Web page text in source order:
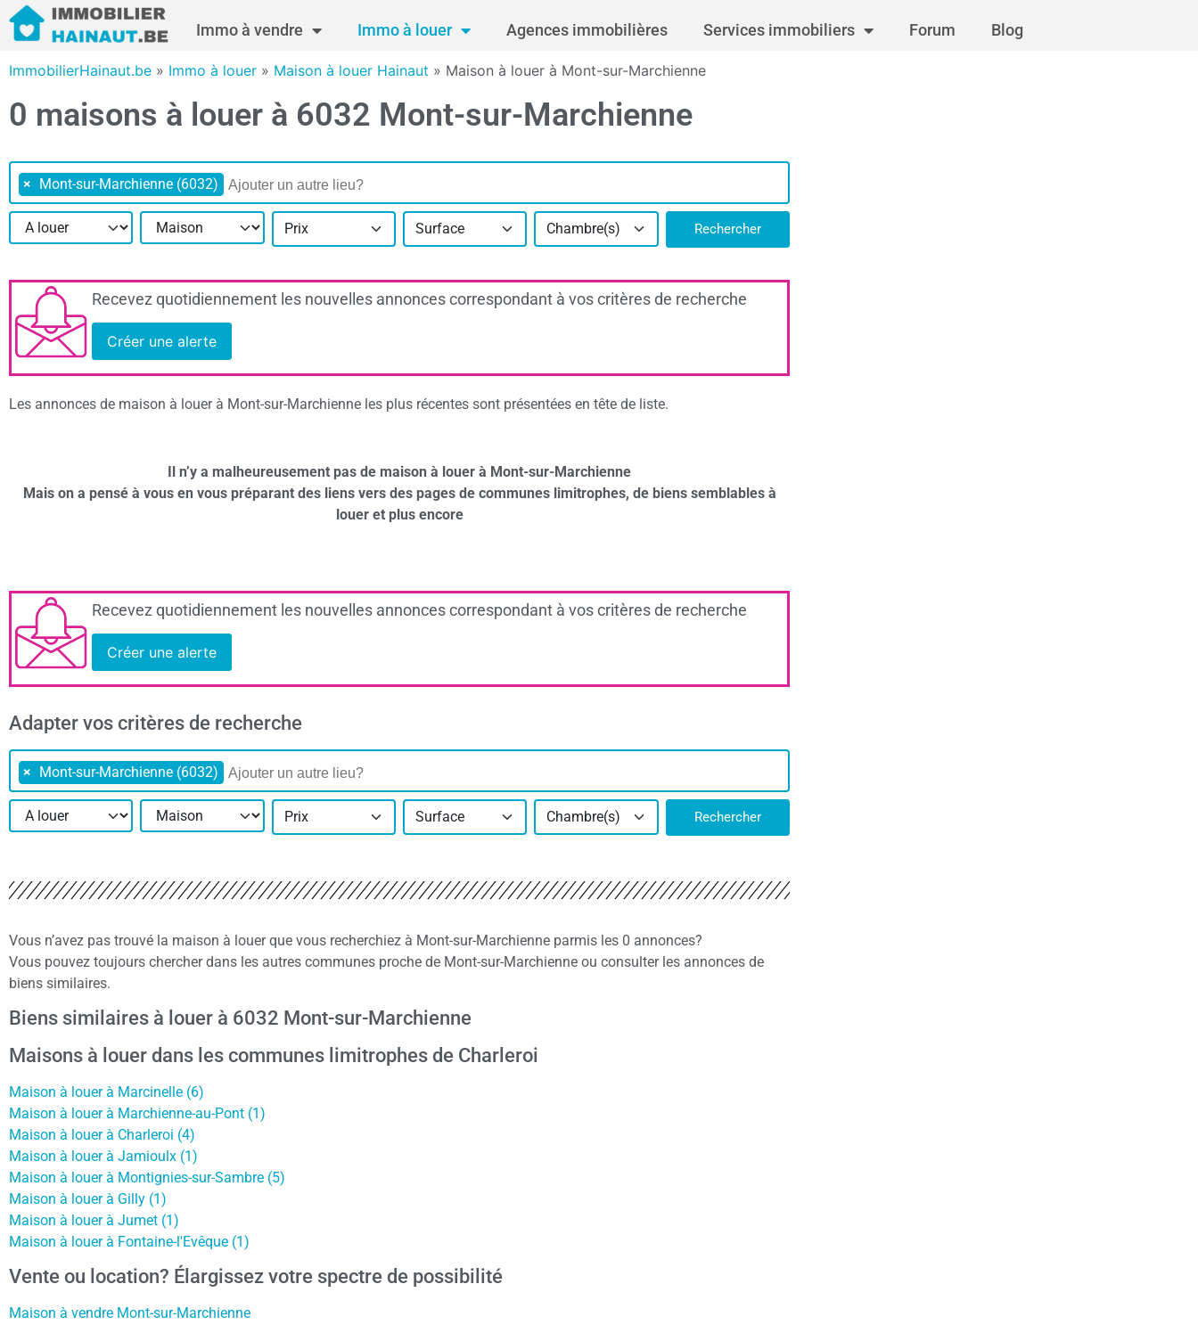
Immo à vendre Immo à louer Agences immobilières Services immobiliers Forum Blog
ImmobilierHainaut.be » Immo à louer » Maison à louer Hainaut » Maison à louer à Mont-sur-Marchienne
0 maisons à louer à 6032 Mont-sur-Marchienne
× Mont-sur-Marchienne (6032)
Prix Surface Chambre(s) Rechercher
Recevez quotidiennement les nouvelles annonces correspondant à vos critères de recherche
Créer une alerte
Les annonces de maison à louer à Mont-sur-Marchienne les plus récentes sont présentées en tête de liste.
Il n’y a malheureusement pas de maison à louer à Mont-sur-Marchienne
Mais on a pensé à vous en vous préparant des liens vers des pages de communes limitrophes, de biens semblables à
louer et plus encore
Recevez quotidiennement les nouvelles annonces correspondant à vos critères de recherche
Créer une alerte
Adapter vos critères de recherche
× Mont-sur-Marchienne (6032)
Prix Surface Chambre(s) Rechercher
Vous n’avez pas trouvé la maison à louer que vous recherchiez à Mont-sur-Marchienne parmis les 0 annonces?
Vous pouvez toujours chercher dans les autres communes proche de Mont-sur-Marchienne ou consulter les annonces de
biens similaires.
Biens similaires à louer à 6032 Mont-sur-Marchienne
Maisons à louer dans les communes limitrophes de Charleroi
Maison à louer à Marcinelle (6)
Maison à louer à Marchienne-au-Pont (1)
Maison à louer à Charleroi (4)
Maison à louer à Jamioulx (1)
Maison à louer à Montignies-sur-Sambre (5)
Maison à louer à Gilly (1)
Maison à louer à Jumet (1)
Maison à louer à Fontaine-l'Evêque (1)
Vente ou location? Élargissez votre spectre de possibilité
Maison à vendre Mont-sur-Marchienne